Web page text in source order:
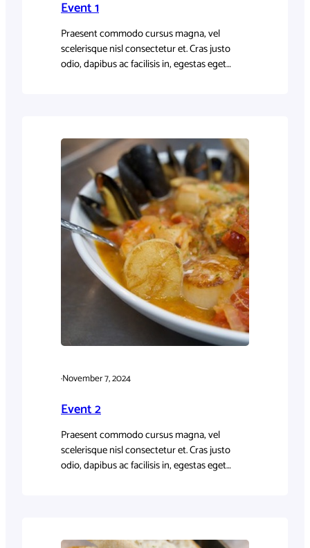
Event 1
Praesent commodo cursus magna, vel
scelerisque nisl consectetur et. Cras justo
odio, dapibus ac facilisis in, egestas eget
·November 7, 2024
Event 2
Praesent commodo cursus magna, vel
scelerisque nisl consectetur et. Cras justo
odio, dapibus ac facilisis in, egestas eget